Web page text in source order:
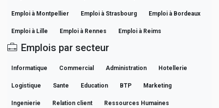
Emploi à Montpellier Emploi à Strasbourg Emploi à Bordeaux
Emploi à Lille Emploi à Rennes Emploi à Reims
Emplois par secteur
Informatique Commercial Administration Hotellerie
Logistique Sante Education BTP Marketing
Ingenierie Relation client Ressources Humaines